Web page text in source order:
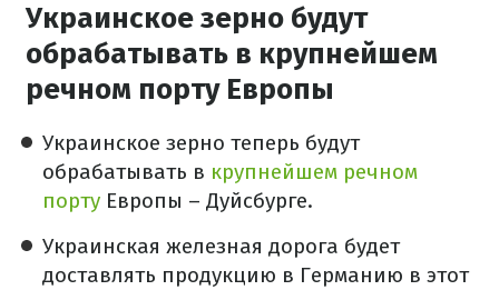
Украинское зерно будут
обрабатывать в крупнейшем
речном порту Европы
Украинское зерно теперь будут
обрабатывать в крупнейшем речном
порту Европы – Дуйсбурге.
Украинская железная дорога будет
доставлять продукцию в Германию в этот